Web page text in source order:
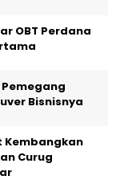
OBT Perdana
Pemegang
Bisnisnya
Kembangkan
Curug